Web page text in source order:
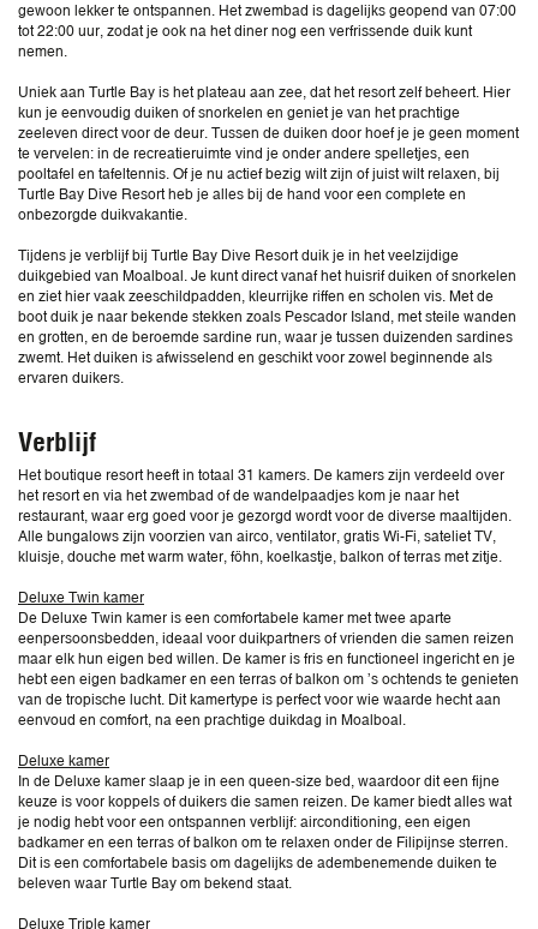
gewoon lekker te ontspannen. Het zwembad is dagelijks geopend van 07:00
tot 22:00 uur, zodat je ook na het diner nog een verfrissende duik kunt
nemen.
Uniek aan Turtle Bay is het plateau aan zee, dat het resort zelf beheert. Hier
kun je eenvoudig duiken of snorkelen en geniet je van het prachtige
zeeleven direct voor de deur. Tussen de duiken door hoef je je geen moment
te vervelen: in de recreatieruimte vind je onder andere spelletjes, een
pooltafel en tafeltennis. Of je nu actief bezig wilt zijn of juist wilt relaxen, bij
Turtle Bay Dive Resort heb je alles bij de hand voor een complete en
onbezorgde duikvakantie.
Tijdens je verblijf bij Turtle Bay Dive Resort duik je in het veelzijdige
duikgebied van Moalboal. Je kunt direct vanaf het huisrif duiken of snorkelen
en ziet hier vaak zeeschildpadden, kleurrijke riffen en scholen vis. Met de
boot duik je naar bekende stekken zoals Pescador Island, met steile wanden
en grotten, en de beroemde sardine run, waar je tussen duizenden sardines
zwemt. Het duiken is afwisselend en geschikt voor zowel beginnende als
ervaren duikers.
Verblijf
Het boutique resort heeft in totaal 31 kamers. De kamers zijn verdeeld over
het resort en via het zwembad of de wandelpaadjes kom je naar het
restaurant, waar erg goed voor je gezorgd wordt voor de diverse maaltijden.
Alle bungalows zijn voorzien van airco, ventilator, gratis Wi-Fi, sateliet TV,
kluisje, douche met warm water, föhn, koelkastje, balkon of terras met zitje.
Deluxe Twin kamer
De Deluxe Twin kamer is een comfortabele kamer met twee aparte
eenpersoonsbedden, ideaal voor duikpartners of vrienden die samen reizen
maar elk hun eigen bed willen. De kamer is fris en functioneel ingericht en je
hebt een eigen badkamer en een terras of balkon om ’s ochtends te genieten
van de tropische lucht. Dit kamertype is perfect voor wie waarde hecht aan
eenvoud en comfort, na een prachtige duikdag in Moalboal.
Deluxe kamer
In de Deluxe kamer slaap je in een queen-size bed, waardoor dit een fijne
keuze is voor koppels of duikers die samen reizen. De kamer biedt alles wat
je nodig hebt voor een ontspannen verblijf: airconditioning, een eigen
badkamer en een terras of balkon om te relaxen onder de Filipijnse sterren.
Dit is een comfortabele basis om dagelijks de adembenemende duiken te
beleven waar Turtle Bay om bekend staat.
Deluxe Triple kamer